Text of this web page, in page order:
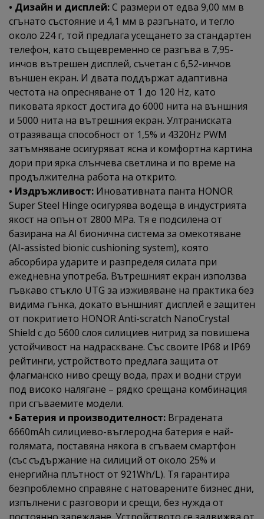
• Дизайн и дисплей:С размери от едва 9,00 мм в
сгънато състояние и 4,1 мм в разгънато, и тегло
около 224 г, той предлага усещането за стандартен
телефон, като същевременно се разгъва в 7,95-
инчов вътрешен дисплей, съчетан с 6,52-инчов
външен екран. И двата поддържат адаптивна
честота на опресняване от 1 до 120 Hz, като
пиковата яркост достига до 6000 нита на външния
и 5000 нита на вътрешния екран. Ултраниската
отразяваща способност от 1,5% и 4320Hz PWM
затъмняване осигуряват ясна и комфортна картина
дори при ярка слънчева светлина и по време на
продължителна работа на открито.
• Издръжливост: Иновативната панта HONOR
Super Steel Hinge осигурява водеща в индустрията
якост на опън от 2800 MPa. Тя е подсилена от
базирана на AI бионична система за омекотяване
(AI-assisted bionic cushioning system), която
абсорбира ударите и разпределя силата при
ежедневна употреба. Вътрешният екран използва
гъвкаво стъкло UTG за изживяване на практика без
видима гънка, докато външният дисплей е защитен
от покритието HONOR Anti-scratch NanoCrystal
Shield с до 5600 слоя силициев нитрид за повишена
устойчивост на надраскване. Със своите IP68 и IP69
рейтинги, устройството предлага защита от
флагманско ниво срещу вода, прах и водни струи
под високо налягане – рядко срещана комбинация
при сгъваемите модели.
• Батерия и производителност: Вградената
6660mAh силициево-въглеродна батерия е най-
голямата, поставяна някога в сгъваем смартфон
(със съдържание на силиций от около 25% и
енергийна плътност от 921Wh/L). Тя гарантира
безпроблемно справяне с натоварените бизнес дни,
изпълнени с разговори и срещи, без нужда от